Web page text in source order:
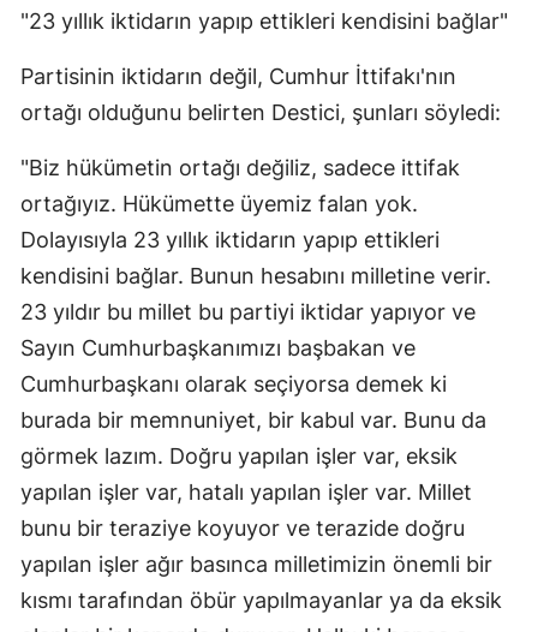
"23 yıllık iktidarın yapıp ettikleri kendisini bağlar"
Partisinin iktidarın değil, Cumhur İttifakı'nın
ortağı olduğunu belirten Destici, şunları söyledi:
"Biz hükümetin ortağı değiliz, sadece ittifak
ortağıyız. Hükümette üyemiz falan yok.
Dolayısıyla 23 yıllık iktidarın yapıp ettikleri
kendisini bağlar. Bunun hesabını milletine verir.
23 yıldır bu millet bu partiyi iktidar yapıyor ve
Sayın Cumhurbaşkanımızı başbakan ve
Cumhurbaşkanı olarak seçiyorsa demek ki
burada bir memnuniyet, bir kabul var. Bunu da
görmek lazım. Doğru yapılan işler var, eksik
yapılan işler var, hatalı yapılan işler var. Millet
bunu bir teraziye koyuyor ve terazide doğru
yapılan işler ağır basınca milletimizin önemli bir
kısmı tarafından öbür yapılmayanlar ya da eksik